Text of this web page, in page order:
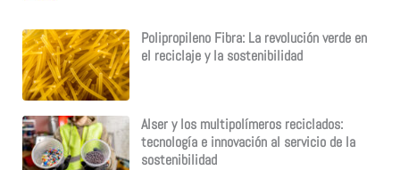
Polipropileno Fibra: La revolución verde en
el reciclaje y la sostenibilidad
Alser y los multipolímeros reciclados:
tecnología e innovación al servicio de la
sostenibilidad